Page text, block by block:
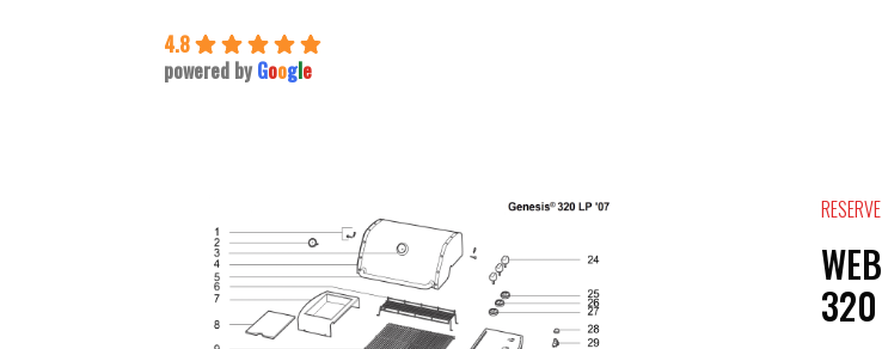
4.8
powered by Google
320